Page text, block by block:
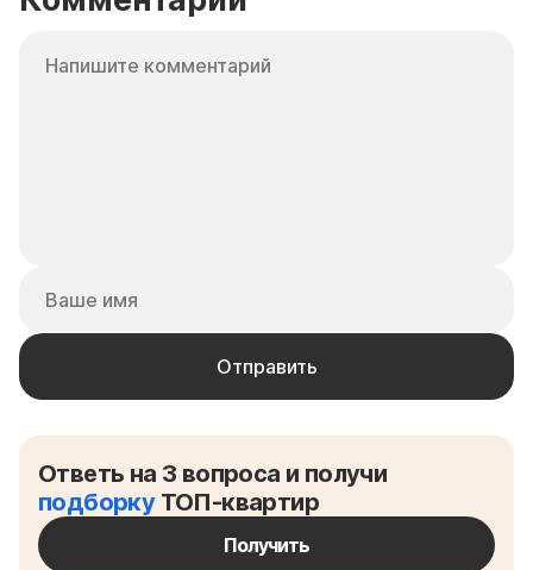
Ответь на 3 вопроса и получи
подборкуТОП-квартир
Получить